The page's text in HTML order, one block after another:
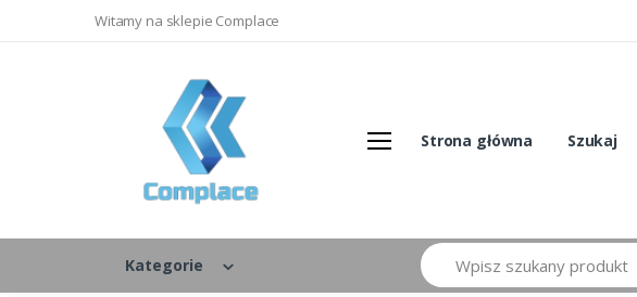
Witamy na sklepie Complace
Strona główna Szukaj
Kategorie
Szukaj